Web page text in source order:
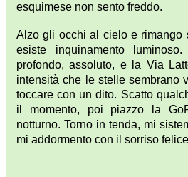
esquimese non sento freddo.
Alzo gli occhi al cielo e rimango
esiste inquinamento
profondo, assoluto, e la Via
intensità che le stelle sembrano
toccare con un dito. Scatto
il momento, poi piazzo la
notturno. Torno in tenda, mi
mi addormento con il sorriso